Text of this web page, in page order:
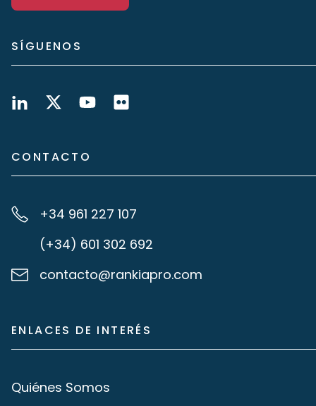
SÍGUENOS
CONTACTO
+34 961 227 107
(+34) 601 302 692
contacto@rankiapro.com
ENLACES DE INTERÉS
Quiénes Somos